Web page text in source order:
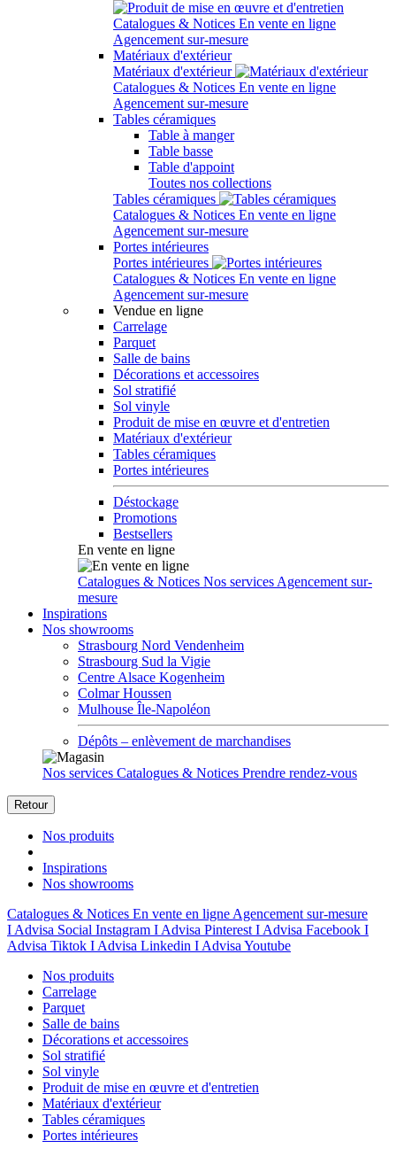
Catalogues & Notices En vente en ligne
Agencement sur-mesure
Matériaux d'extérieur
Matériaux d'extérieur
Catalogues & Notices En vente en ligne
Agencement sur-mesure
Tables céramiques
Table à manger
Table basse
Table d'appoint
Toutes nos collections
Tables céramiques
Catalogues & Notices En vente en ligne
Agencement sur-mesure
Portes intérieures
Portes intérieures
Catalogues & Notices En vente en ligne
Agencement sur-mesure
Vendue en ligne
Carrelage
Parquet
Salle de bains
Décorations et accessoires
Sol stratifié
Sol vinyle
Produit de mise en œuvre et d'entretien
Matériaux d'extérieur
Tables céramiques
Portes intérieures
Déstockage
Promotions
Bestsellers
En vente en ligne
Catalogues & Notices Nos services Agencement sur-
mesure
Inspirations
Nos showrooms
Strasbourg Nord Vendenheim
Strasbourg Sud la Vigie
Centre Alsace Kogenheim
Colmar Houssen
Mulhouse Île-Napoléon
Dépôts – enlèvement de marchandises
Nos services Catalogues & Notices Prendre rendez-vous
Retour
Nos produits
Inspirations
Nos showrooms
Catalogues & Notices En vente en ligne Agencement sur-mesure
I Advisa Social Instagram I Advisa Pinterest I Advisa Facebook I
Advisa Tiktok I Advisa Linkedin I Advisa Youtube
Nos produits
Carrelage
Parquet
Salle de bains
Décorations et accessoires
Sol stratifié
Sol vinyle
Produit de mise en œuvre et d'entretien
Matériaux d'extérieur
Tables céramiques
Portes intérieures